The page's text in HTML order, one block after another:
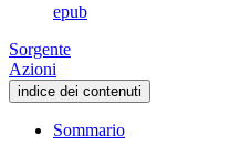
epub
Sorgente
Azioni
indice dei contenuti
Sommario